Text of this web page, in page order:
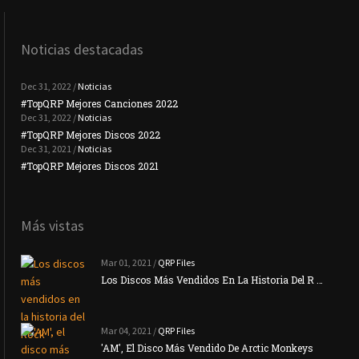
Noticias destacadas
Dec 31, 2022 / Noticias
#TopQRP Mejores Canciones 2022
Dec 31, 2022 / Noticias
#TopQRP Mejores Discos 2022
Dec 31, 2021 / Noticias
#TopQRP Mejores Discos 2021
Más vistas
Mar 01, 2021 / QRP Files
Los Discos Más Vendidos En La Historia Del R …
Mar 04, 2021 / QRP Files
'AM', El Disco Más Vendido De Arctic Monkeys